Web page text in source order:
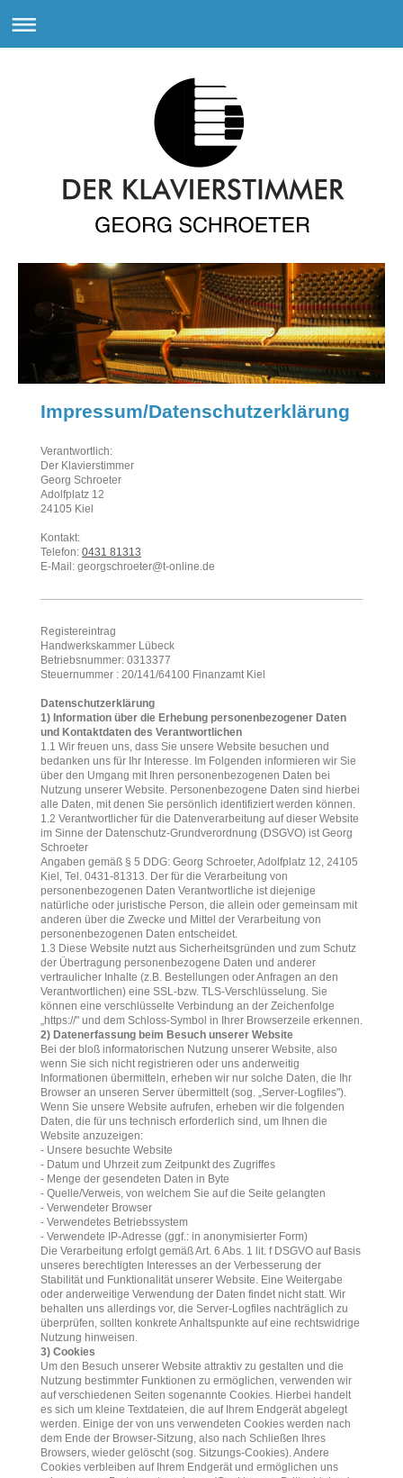
Impressum/Datenschutzerklärung
Verantwortlich:
Der Klavierstimmer
Georg Schroeter
Adolfplatz 12
24105 Kiel
Kontakt:
Telefon: 0431 81313
E-Mail: georgschroeter@t-online.de
Registereintrag
Handwerkskammer Lübeck
Betriebsnummer: 0313377
Steuernummer : 20/141/64100 Finanzamt Kiel
Datenschutzerklärung
1) Information über die Erhebung personenbezogener Daten
und Kontaktdaten des Verantwortlichen
1.1 Wir freuen uns, dass Sie unsere Website besuchen und
bedanken uns für Ihr Interesse. Im Folgenden informieren wir Sie
über den Umgang mit Ihren personenbezogenen Daten bei
Nutzung unserer Website. Personenbezogene Daten sind hierbei
alle Daten, mit denen Sie persönlich identifiziert werden können.
1.2 Verantwortlicher für die Datenverarbeitung auf dieser Website
im Sinne der Datenschutz-Grundverordnung (DSGVO) ist Georg
Schroeter
Angaben gemäß § 5 DDG: Georg Schroeter, Adolfplatz 12, 24105
Kiel, Tel. 0431-81313. Der für die Verarbeitung von
personenbezogenen Daten Verantwortliche ist diejenige
natürliche oder juristische Person, die allein oder gemeinsam mit
anderen über die Zwecke und Mittel der Verarbeitung von
personenbezogenen Daten entscheidet.
1.3 Diese Website nutzt aus Sicherheitsgründen und zum Schutz
der Übertragung personenbezogene Daten und anderer
vertraulicher Inhalte (z.B. Bestellungen oder Anfragen an den
Verantwortlichen) eine SSL-bzw. TLS-Verschlüsselung. Sie
können eine verschlüsselte Verbindung an der Zeichenfolge
„https://" und dem Schloss-Symbol in Ihrer Browserzeile erkennen.
2) Datenerfassung beim Besuch unserer Website
Bei der bloß informatorischen Nutzung unserer Website, also
wenn Sie sich nicht registrieren oder uns anderweitig
Informationen übermitteln, erheben wir nur solche Daten, die Ihr
Browser an unseren Server übermittelt (sog. „Server-Logfiles").
Wenn Sie unsere Website aufrufen, erheben wir die folgenden
Daten, die für uns technisch erforderlich sind, um Ihnen die
Website anzuzeigen:
- Unsere besuchte Website
- Datum und Uhrzeit zum Zeitpunkt des Zugriffes
- Menge der gesendeten Daten in Byte
- Quelle/Verweis, von welchem Sie auf die Seite gelangten
- Verwendeter Browser
- Verwendetes Betriebssystem
- Verwendete IP-Adresse (ggf.: in anonymisierter Form)
Die Verarbeitung erfolgt gemäß Art. 6 Abs. 1 lit. f DSGVO auf Basis
unseres berechtigten Interesses an der Verbesserung der
Stabilität und Funktionalität unserer Website. Eine Weitergabe
oder anderweitige Verwendung der Daten findet nicht statt. Wir
behalten uns allerdings vor, die Server-Logfiles nachträglich zu
überprüfen, sollten konkrete Anhaltspunkte auf eine rechtswidrige
Nutzung hinweisen.
3) Cookies
Um den Besuch unserer Website attraktiv zu gestalten und die
Nutzung bestimmter Funktionen zu ermöglichen, verwenden wir
auf verschiedenen Seiten sogenannte Cookies. Hierbei handelt
es sich um kleine Textdateien, die auf Ihrem Endgerät abgelegt
werden. Einige der von uns verwendeten Cookies werden nach
dem Ende der Browser-Sitzung, also nach Schließen Ihres
Browsers, wieder gelöscht (sog. Sitzungs-Cookies). Andere
Cookies verbleiben auf Ihrem Endgerät und ermöglichen uns